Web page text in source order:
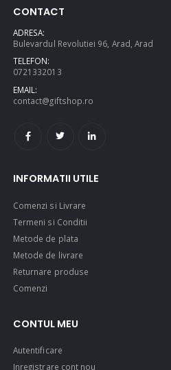
CONTACT
ADRESA:
Bulevardul Revolutiei 96, Arad, Arad
TELEFON:
0721332013
EMAIL:
contact@giftshop.ro
INFORMATII UTILE
Comenzi si Livrare
Termeni si Conditii
Metode de plata
Metode de livrare
Returnare produse
Comenzi
CONTUL MEU
Autentificare
Inregistrare cont nou